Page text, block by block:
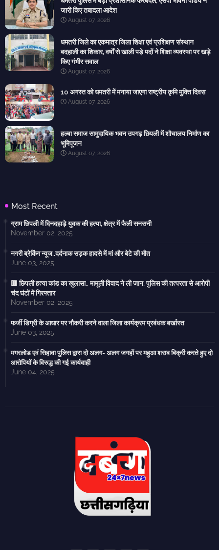
जारी किए तबादला आदेश
August 07, 2026
धमतरी जिले का एकमात्र जिला शिक्षा एवं प्रशिक्षण संस्थान
बदहाली का शिकार, वर्षों से खाली पड़े पदों ने शिक्षा व्यवस्था पर खड़े
किए गंभीर सवाल
August 07, 2026
10 अगस्त को धमतरी में मनाया जाएगा राष्ट्रीय कृमि मुक्ति दिवस
August 07, 2026
हल्बा समाज सामुदायिक भवन उपगढ़ छिपली में शौचालय निर्माण का
भूमिपूजन
August 07, 2026
Most Recent
ग्राम छिपली में दिनदहाड़े युवक की हत्या, क्षेत्र में फैली सनसनी
November 02, 2025
नगरी ब्रेकिंग न्यूज..दर्दनाक सड़क हादसे में मां और बेटे की मौत
June 03, 2025
🟥 छिपली हत्या कांड का खुलासा.. मामूली विवाद ने ली जान, पुलिस की तत्परता से आरोपी
चंद घंटों में गिरफ्तार
November 02, 2025
फर्जी डिग्री के आधार पर नौकरी करने वाला जिला कार्यक्रम प्रबंधक बर्खास्त
June 03, 2025
मगरलोड एवं सिहावा पुलिस द्वारा दो अलग- अलग जगहों पर महुआ शराब बिक्री करते हुए दो
आरोपियों के विरुद्ध की गई कार्यवाही
June 04, 2025